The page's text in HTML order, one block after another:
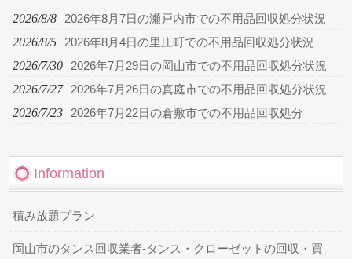
2026/8/8 2026年8月7日の瀬戸内市での不用品回収処分状況
2026/8/5 2026年8月4日の里庄町での不用品回収処分状況
2026/7/30 2026年7月29日の岡山市での不用品回収処分状況
2026/7/27 2026年7月26日の真庭市での不用品回収処分状況
2026/7/23 2026年7月22日の倉敷市での不用品回収処分
Information
積み放題プラン
岡山市のタンス回収業者-タンス・クローゼットの回収・買